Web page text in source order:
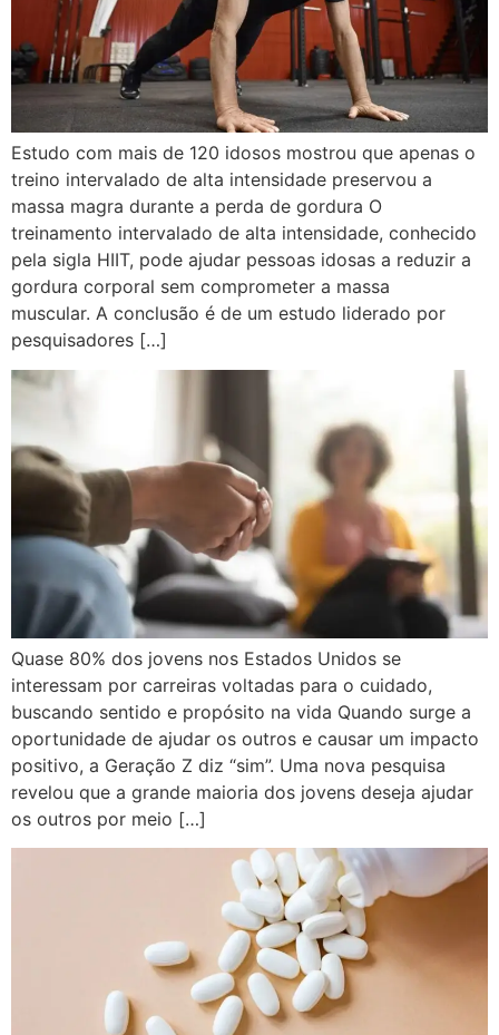
Estudo com mais de 120 idosos mostrou que apenas o
treino intervalado de alta intensidade preservou a
massa magra durante a perda de gordura O
treinamento intervalado de alta intensidade, conhecido
pela sigla HIIT, pode ajudar pessoas idosas a reduzir a
gordura corporal sem comprometer a massa
muscular. A conclusão é de um estudo liderado por
pesquisadores […]
Quase 80% dos jovens nos Estados Unidos se
interessam por carreiras voltadas para o cuidado,
buscando sentido e propósito na vida Quando surge a
oportunidade de ajudar os outros e causar um impacto
positivo, a Geração Z diz “sim”. Uma nova pesquisa
revelou que a grande maioria dos jovens deseja ajudar
os outros por meio […]